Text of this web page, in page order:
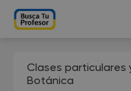
Clases particulares
Botánica